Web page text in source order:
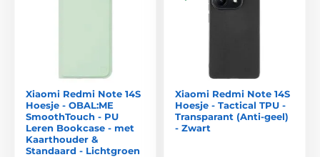
Xiaomi Redmi Note 14S
Hoesje - OBAL:ME
SmoothTouch - PU
Leren Bookcase - met
Kaarthouder &
Standaard - Lichtgroen
Xiaomi Redmi Note 14S
Hoesje - Tactical TPU -
Transparant (Anti-geel)
- Zwart